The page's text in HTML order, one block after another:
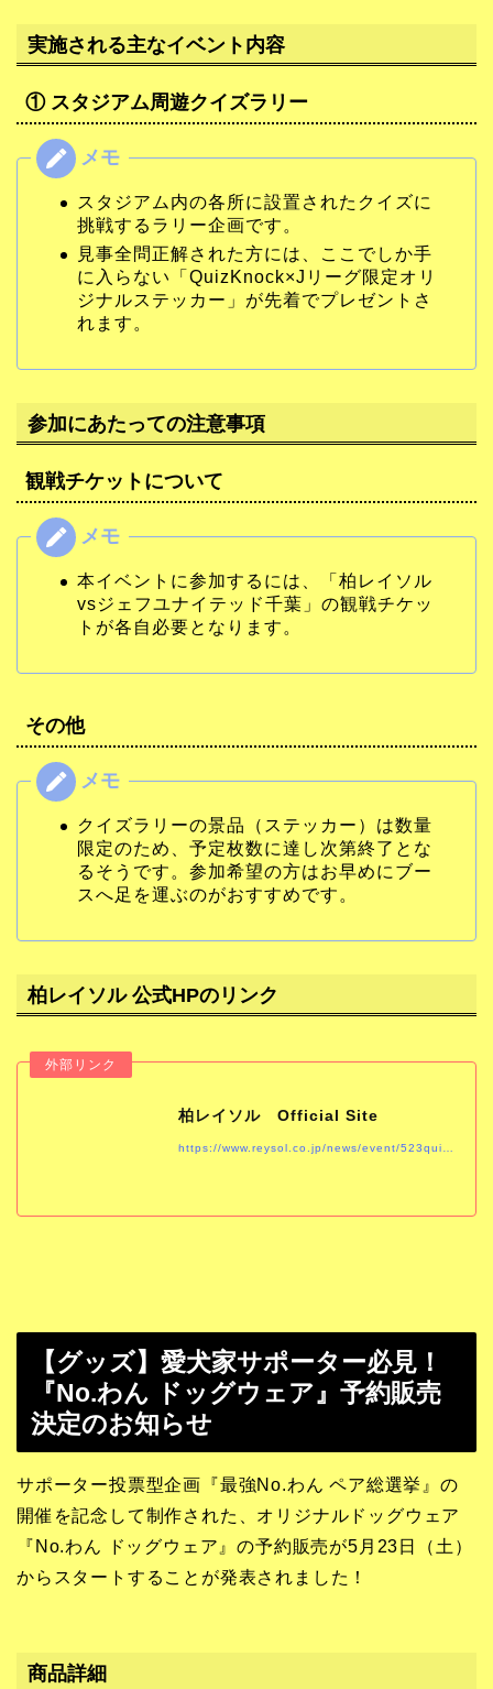
実施される主なイベント内容
① スタジアム周遊クイズラリー
スタジアム内の各所に設置されたクイズに
挑戦するラリー企画です。
見事全問正解された方には、ここでしか手
に入らない「QuizKnock×Jリーグ限定オリ
ジナルステッカー」が先着でプレゼントさ
れます。
参加にあたっての注意事項
観戦チケットについて
本イベントに参加するには、「柏レイソル
vsジェフユナイテッド千葉」の観戦チケッ
トが各自必要となります。
その他
クイズラリーの景品（ステッカー）は数量
限定のため、予定枚数に達し次第終了とな
るそうです。参加希望の方はお早めにブー
スへ足を運ぶのがおすすめです。
柏レイソル 公式HPのリンク
柏レイソル Official Site
【グッズ】愛犬家サポーター必見！
『No.わん ドッグウェア』予約販売
決定のお知らせ
サポーター投票型企画『最強No.わん ペア総選挙』の
開催を記念して制作された、オリジナルドッグウェア
『No.わん ドッグウェア』の予約販売が5月23日（土）
からスタートすることが発表されました！
商品詳細